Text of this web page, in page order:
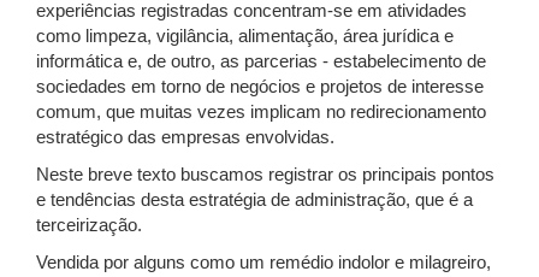
experiências registradas concentram-se em atividades
como limpeza, vigilância, alimentação, área jurídica e
informática e, de outro, as parcerias - estabelecimento de
sociedades em torno de negócios e projetos de interesse
comum, que muitas vezes implicam no redirecionamento
estratégico das empresas envolvidas.
Neste breve texto buscamos registrar os principais pontos
e tendências desta estratégia de administração, que é a
terceirização.
Vendida por alguns como um remédio indolor e milagreiro,